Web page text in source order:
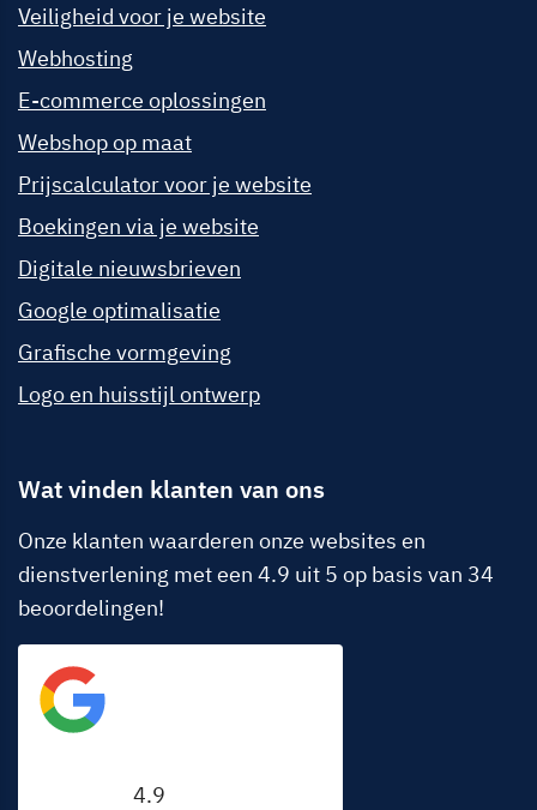
Veiligheid voor je website
Webhosting
E-commerce oplossingen
Webshop op maat
Prijscalculator voor je website
Boekingen via je website
Digitale nieuwsbrieven
Google optimalisatie
Grafische vormgeving
Logo en huisstijl ontwerp
Wat vinden klanten van ons
Onze klanten waarderen onze websites en
dienstverlening met een 4.9 uit 5 op basis van 34
beoordelingen!
4.9